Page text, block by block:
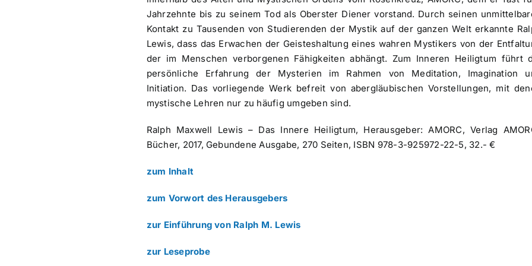
Jahrzehnte bis zu seinem Tod als Oberster Diener vorstand. Durch seinen
Kontakt zu Tausenden von Studierenden der Mystik auf der ganzen Welt erkannte
Lewis, dass das Erwachen der Geisteshaltung eines wahren Mystikers von der
der im Menschen verborgenen Fähigkeiten abhängt. Zum Inneren Heiligtum führt
persönliche Erfahrung der Mysterien im Rahmen von Meditation, Imagination
Initiation. Das vorliegende Werk befreit von abergläubischen Vorstellungen, mit
mystische Lehren nur zu häufig umgeben sind.
Ralph Maxwell Lewis – Das Innere Heiligtum, Herausgeber: AMORC, Verlag
Bücher, 2017, Gebundene Ausgabe, 270 Seiten, ISBN 978-3-925972-22-5, 32.- €
zum Inhalt
zum Vorwort des Herausgebers
zur Einführung von Ralph M. Lewis
zur Leseprobe